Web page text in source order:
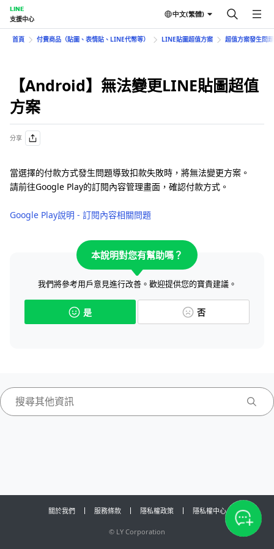
LINE
支援中心
中文(繁體)
首頁 付費商品（貼圖、表情貼、LINE代幣等） LINE貼圖超值方案 超值方案發生問題
【Android】無法變更LINE貼圖超值
方案
分享
當選擇的付款方式發生問題導致扣款失敗時，將無法變更方案。
請前往Google Play的訂閱內容管理畫面，確認付款方式。
Google Play說明 - 訂閱內容相關問題
本說明對您有幫助嗎？
我們將參考用戶意見進行改善。歡迎提供您的寶貴建議。
是 否
關於我們 服務條款 隱私權政策 隱私權中心
© LY Corporation